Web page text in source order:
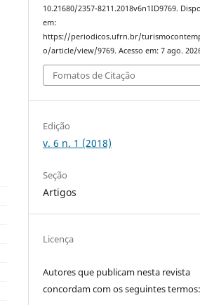
10.21680/2357-8211.2018v6n1ID9769.
em:
https://periodicos.ufrn.br/
o/article/view/9769. Acesso em: 7 ago.
Fomatos de Citação
Edição
v. 6 n. 1 (2018)
Seção
Artigos
Licença
Autores que publicam nesta revista
concordam com os seguintes termos: